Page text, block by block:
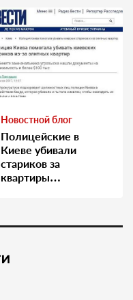
Новостной блог
Полицейские в
Киеве убивали
стариков за
квартиры…